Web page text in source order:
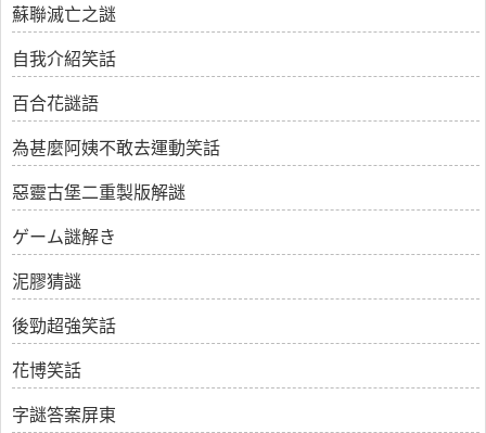
蘇聯滅亡之謎
自我介紹笑話
百合花謎語
為甚麼阿姨不敢去運動笑話
惡靈古堡二重製版解謎
ゲーム謎解き
泥膠猜謎
後勁超強笑話
花博笑話
字謎答案屏東